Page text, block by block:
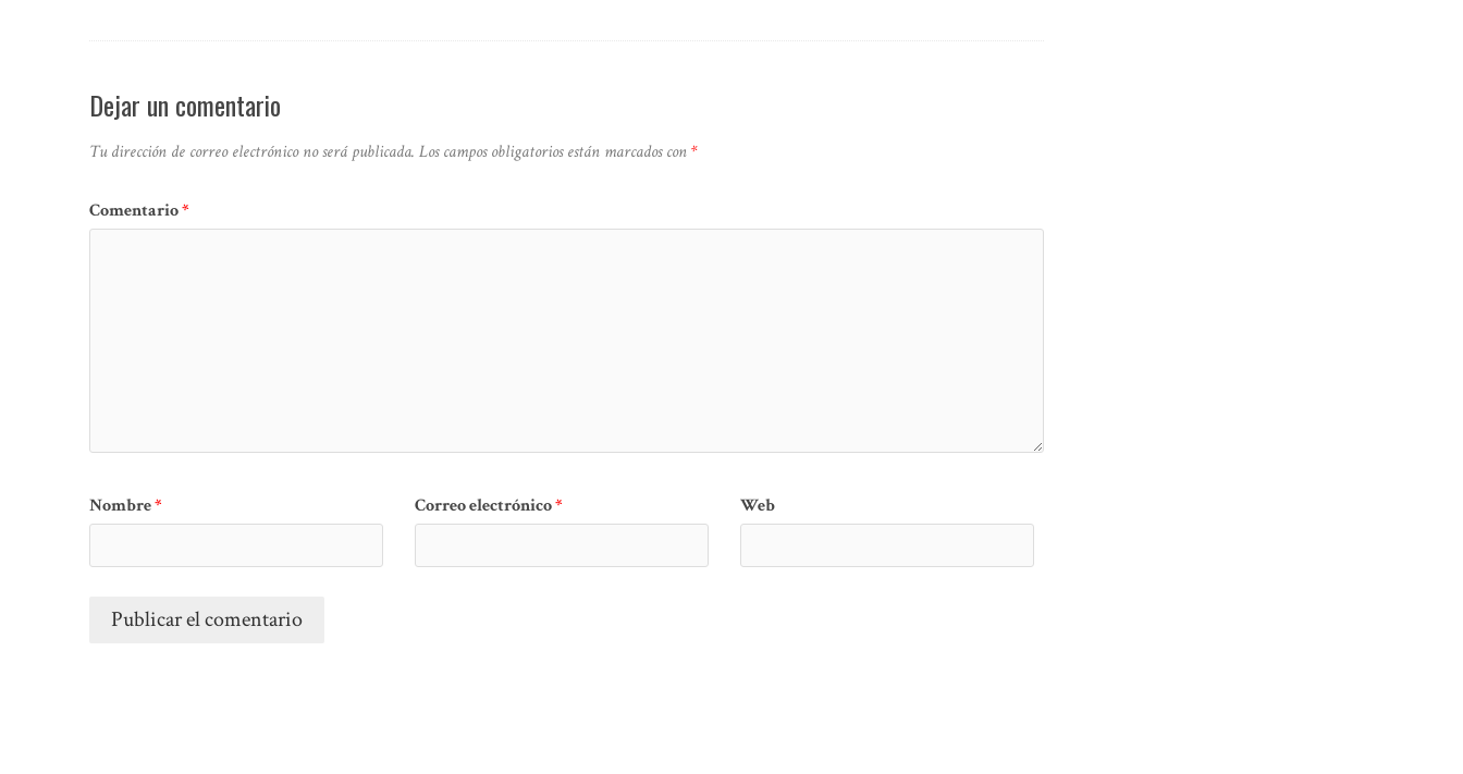
Dejar un comentario
Tu dirección de correo electrónico no será publicada. Los campos obligatorios están marcados con*
Comentario*
Nombre* Correo electrónico* Web